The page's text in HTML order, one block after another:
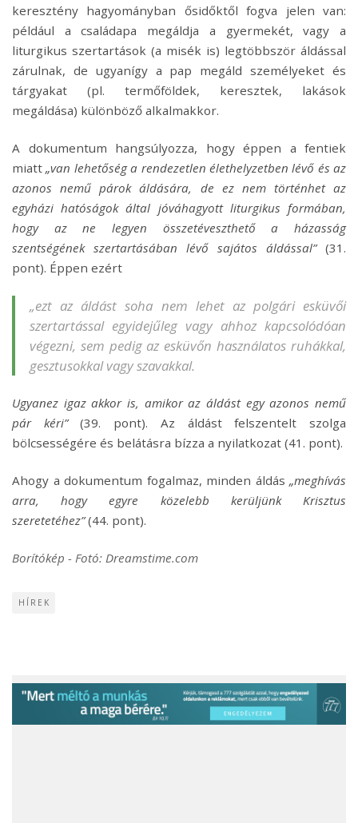
keresztény hagyományban ősidőktől fogva jelen van:
például a családapa megáldja a gyermekét, vagy a
liturgikus szertartások (a misék is) legtöbbször áldással
zárulnak, de ugyanígy a pap megáld személyeket és
tárgyakat (pl. termőföldek, keresztek, lakások
megáldása) különböző alkalmakkor.
A dokumentum hangsúlyozza, hogy éppen a fentiek
miatt„van lehetőség a rendezetlen élethelyzetben lévő és az
azonos nemű párok áldására, de ez nem történhet az
egyházi hatóságok által jóváhagyott liturgikus formában,
hogy az ne legyen összetéveszthető a házasság
szentségének szertartásában lévő sajátos áldással” (31.
pont). Éppen ezért
„ezt az áldást soha nem lehet az polgári esküvői
szertartással egyidejűleg vagy ahhoz kapcsolódóan
végezni, sem pedig az esküvőn használatos ruhákkal,
gesztusokkal vagy szavakkal.
Ugyanez igaz akkor is, amikor az áldást egy azonos nemű
pár kéri”(39. pont). Az áldást felszentelt szolga
bölcsességére és belátásra bízza a nyilatkozat (41. pont).
Ahogy a dokumentum fogalmaz, minden áldás „meghívás
arra, hogy egyre közelebb kerüljünk Krisztus
szeretetéhez”(44. pont).
Borítókép - Fotó: Dreamstime.com
HÍREK